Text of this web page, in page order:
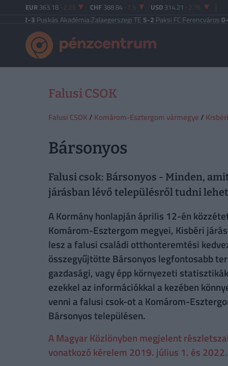
EUR 363.18 -2.23 CHF 388.84 -1.5 USD 314.21 -2.76
Puskás Akadémia|Zalaegerszegi TE5-2Paksi FC|Ferencváros0-0
Falusi CSOK
Falusi CSOK / Komárom-Esztergom vármegye /
Bársonyos
Falusi csok: Bársonyos - Minden,
járásban lévő településről tudni
A Kormány honlapján április 12-én
Komárom-Esztergom megyei, Kisbéri
lesz a falusi családi otthonteremtési
összegyűjtötte Bársonyos legfontosabb
gazdasági, vagy épp környezeti
ezekkel az információkkal a kezében
venni a falusi csok-ot a Komárom-
Bársonyos településen.
A Magyar Közlönyben megjelent
vonatkozó kérelem 2019. július 1. és